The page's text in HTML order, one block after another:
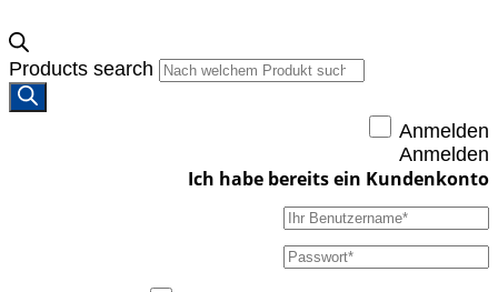
Products search
Anmelden
Anmelden